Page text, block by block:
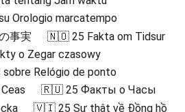
Orologio marcatempo
事実
🇳🇴 25 Fakta om Tidsur
o Zegar czasowy
Relógio de ponto
🇷🇺 25 Факты о Часы
🇻🇮 25 Sự thật về Đồng hồ